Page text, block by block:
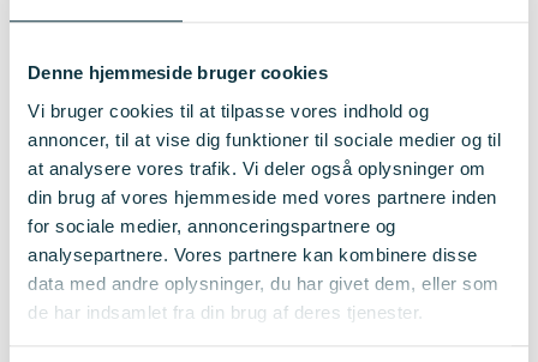
Denne hjemmeside bruger cookies
Vi bruger cookies til at tilpasse vores indhold og
annoncer, til at vise dig funktioner til sociale medier og til
at analysere vores trafik. Vi deler også oplysninger om
din brug af vores hjemmeside med vores partnere inden
for sociale medier, annonceringspartnere og
analysepartnere. Vores partnere kan kombinere disse
data med andre oplysninger, du har givet dem, eller som
de har indsamlet fra din brug af deres tjenester.
vores døtre, som bærer den idé med sig.
- Der er det også vores ansvar som kvinder at tro på, at
selvfølgelig kan vi sagtens forstå og gøre karriere på det
her område, siger hun.
Den ubevidste bias i samfundet gør, at vi ubevidst kommer
til at forskelsbehandle kvinder - ofte i den bedste mening.
- Fordi den netop er skjult, er den ubevidste bias på mange